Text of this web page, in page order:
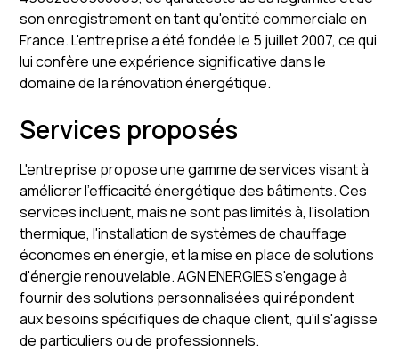
son enregistrement en tant qu'entité commerciale en
France. L'entreprise a été fondée le 5 juillet 2007, ce qui
lui confère une expérience significative dans le
domaine de la rénovation énergétique.
Services proposés
L'entreprise propose une gamme de services visant à
améliorer l'efficacité énergétique des bâtiments. Ces
services incluent, mais ne sont pas limités à, l'isolation
thermique, l'installation de systèmes de chauffage
économes en énergie, et la mise en place de solutions
d'énergie renouvelable. AGN ENERGIES s'engage à
fournir des solutions personnalisées qui répondent
aux besoins spécifiques de chaque client, qu'il s'agisse
de particuliers ou de professionnels.